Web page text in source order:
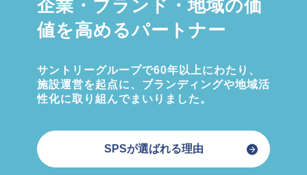
企業・ブランド・地域の価
値を高めるパートナー
サントリーグループで60年以上にわたり、
施設運営を起点に、ブランディングや地域活
性化に取り組んでまいりました。
SPSが選ばれる理由